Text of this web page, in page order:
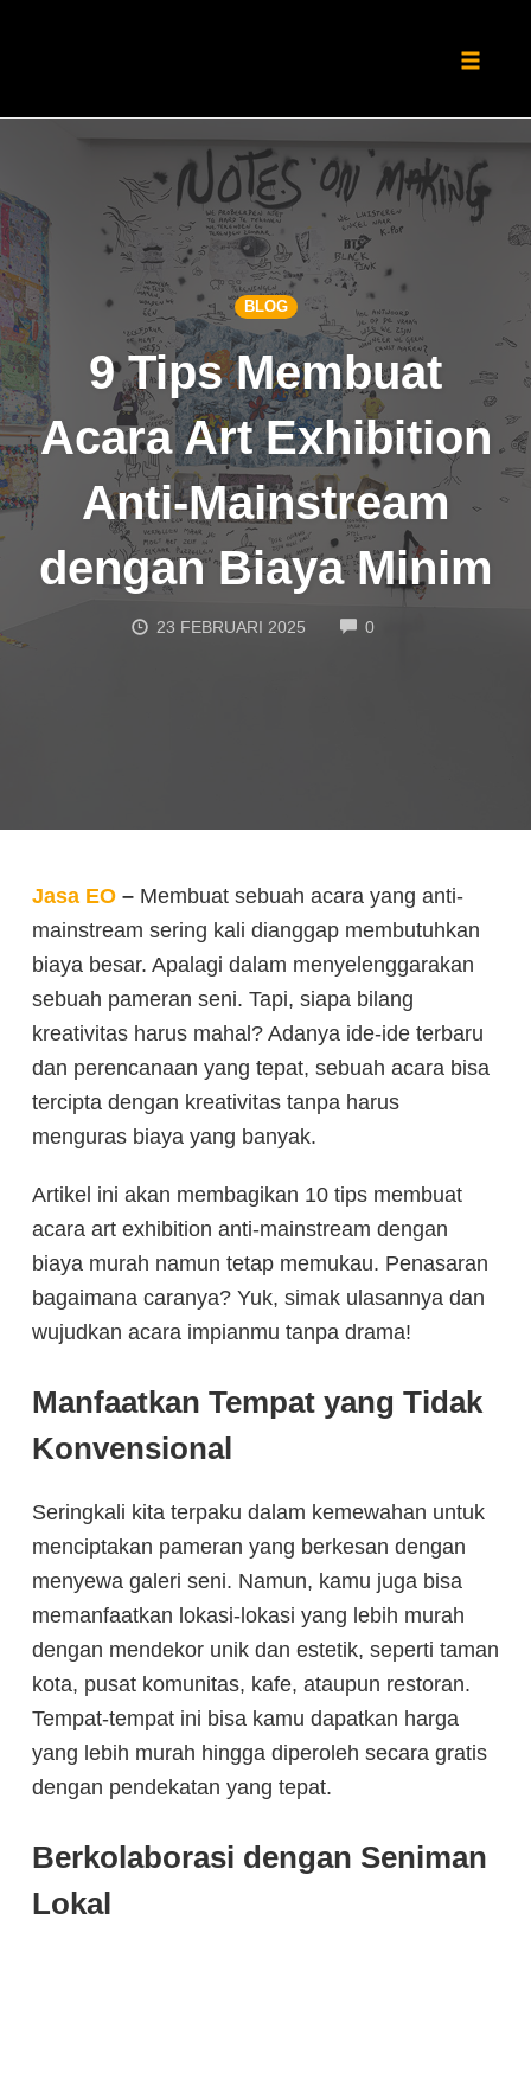
content
BLOG
9 Tips Membuat
Acara Art Exhibition
Anti-Mainstream
dengan Biaya Minim
23 FEBRUARI 2025 0COMMENTS
Jasa EO – Membuat sebuah acara yang anti-
mainstream sering kali dianggap membutuhkan
biaya besar. Apalagi dalam menyelenggarakan
sebuah pameran seni. Tapi, siapa bilang
kreativitas harus mahal? Adanya ide-ide terbaru
dan perencanaan yang tepat, sebuah acara bisa
tercipta dengan kreativitas tanpa harus
menguras biaya yang banyak.
Artikel ini akan membagikan 10 tips membuat
acara art exhibition anti-mainstream dengan
biaya murah namun tetap memukau. Penasaran
bagaimana caranya? Yuk, simak ulasannya dan
wujudkan acara impianmu tanpa drama!
Manfaatkan Tempat yang Tidak
Konvensional
Seringkali kita terpaku dalam kemewahan untuk
menciptakan pameran yang berkesan dengan
menyewa galeri seni. Namun, kamu juga bisa
memanfaatkan lokasi-lokasi yang lebih murah
dengan mendekor unik dan estetik, seperti taman
kota, pusat komunitas, kafe, ataupun restoran.
Tempat-tempat ini bisa kamu dapatkan harga
yang lebih murah hingga diperoleh secara gratis
dengan pendekatan yang tepat.
Berkolaborasi dengan Seniman
Lokal